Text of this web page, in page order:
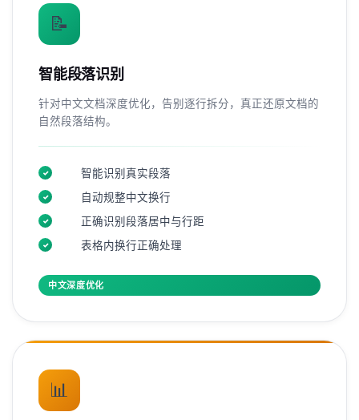
📝
智能段落识别
针对中文文档深度优化，告别逐行拆分，真正还原文档的
自然段落结构。
✓ 智能识别真实段落
✓ 自动规整中文换行
✓ 正确识别段落居中与行距
✓ 表格内换行正确处理
中文深度优化
📊